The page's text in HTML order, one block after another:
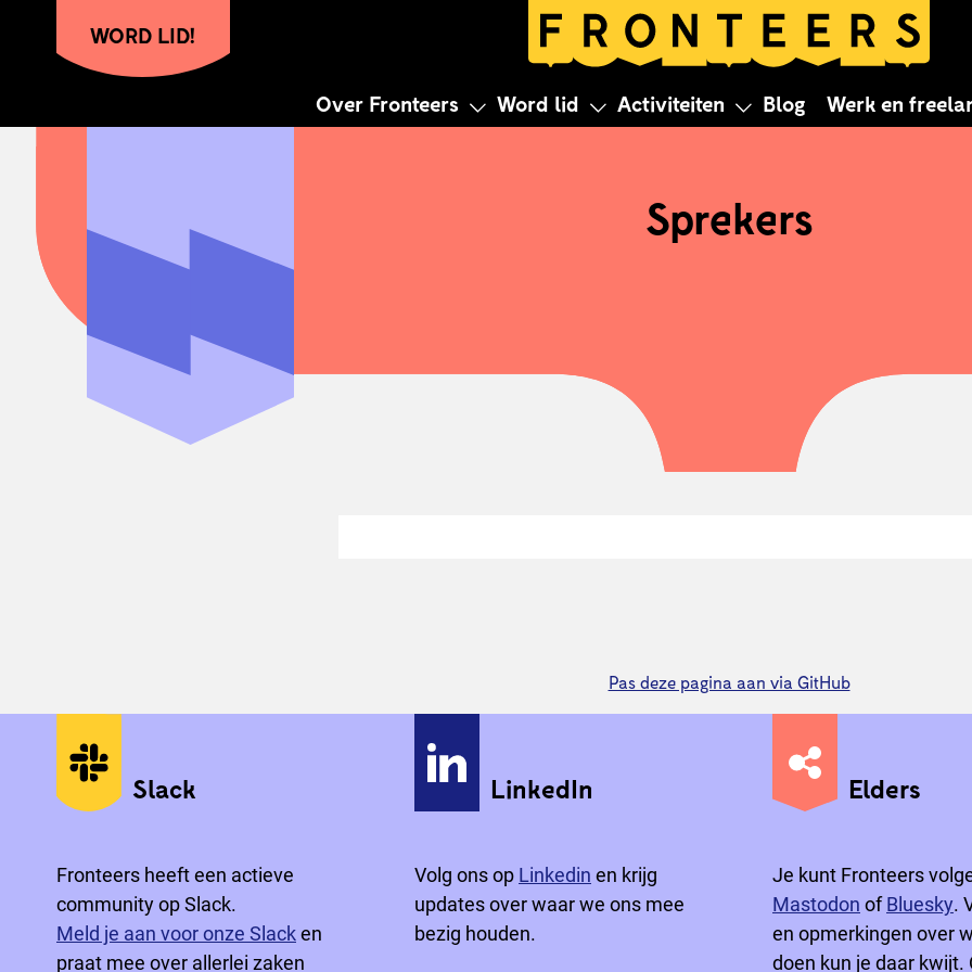
Sprekers
Hoofdnavigatie
Over Fronteers Word lid Activiteiten Blog Werk en
WORD LID!
Sprekers
Pas deze pagina aan via GitHub
Sociale media
Slack
Fronteers heeft een actieve
community op Slack.
Meld je aan voor onze Slacken
praat mee over allerlei zaken
LinkedIn
Volg ons op Linkedin en krijg
updates over waar we ons mee
bezig houden.
Elders
Je kunt Fronteers
Mastodon ofBluesky.
en opmerkingen over
doen kun je daar kwijt.